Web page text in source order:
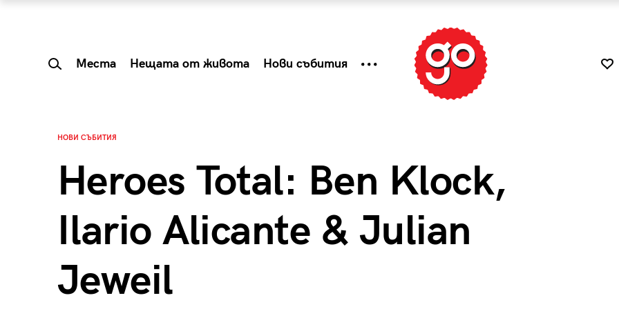
Места Нещата от живота Нови събития
НОВИ СЪБИТИЯ
Heroes Total: Ben Klock,
Ilario Alicante & Julian
JeweilSummer Prelude: как